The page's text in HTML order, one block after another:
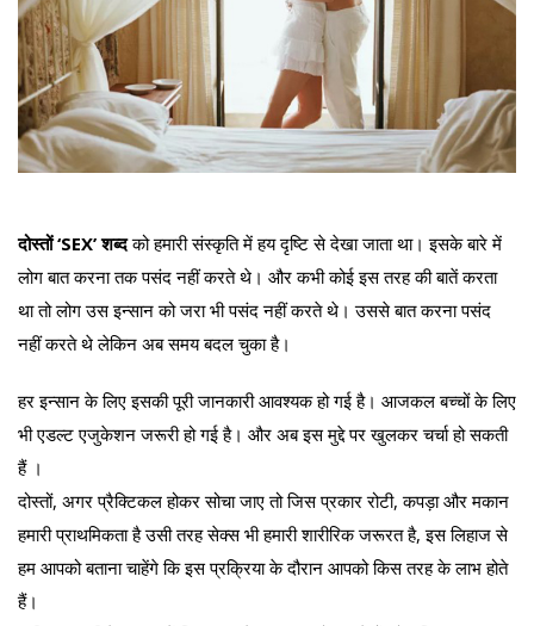
दोस्तों ‘SEX’ शब्दको हमारी संस्कृति में हय दृष्टि से देखा जाता था। इसके बारे में
लोग बात करना तक पसंद नहीं करते थे। और कभी कोई इस तरह की बातें करता
था तो लोग उस इन्सान को जरा भी पसंद नहीं करते थे। उससे बात करना पसंद
नहीं करते थे लेकिन अब समय बदल चुका है।
हर इन्सान के लिए इसकी पूरी जानकारी आवश्यक हो गई है। आजकल बच्चों के लिए
भी एडल्ट एजुकेशन जरूरी हो गई है। और अब इस मुद्दे पर खुलकर चर्चा हो सकती
हैं ।
दोस्तों, अगर प्रैक्टिकल होकर सोचा जाए तो जिस प्रकार रोटी, कपड़ा और मकान
हमारी प्राथमिकता है उसी तरह सेक्स भी हमारी शारीरिक जरूरत है, इस लिहाज से
हम आपको बताना चाहेंगे कि इस प्रक्रिया के दौरान आपको किस तरह के लाभ होते
हैं।